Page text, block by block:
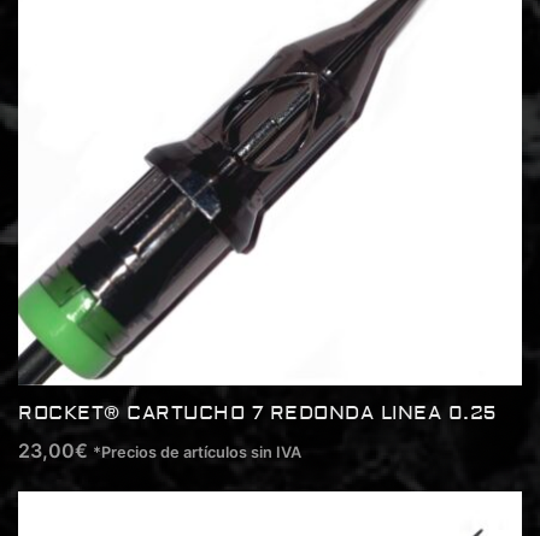
ROCKET® CARTUCHO 7 REDONDA LINEA 0.25
23,00€ *Precios de artículos sin IVA